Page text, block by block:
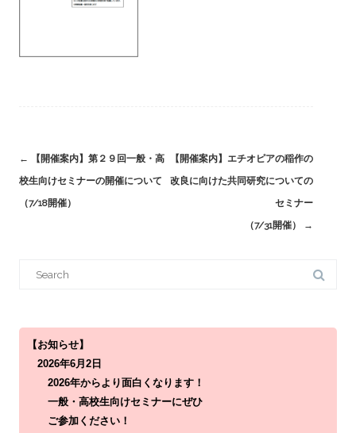
Post
navigation
←
【開催案内】第２９回一般・高
校生向けセミナーの開催について
（7/18開催）
【開催案内】エチオピアの稲作の
改良に向けた共同研究についての
セミナー
（7/31開催）
→
f
【お知らせ】
2026年6月2日
2026年からより面白くなります！
一般・高校生向けセミナーにぜひ
ご参加ください！